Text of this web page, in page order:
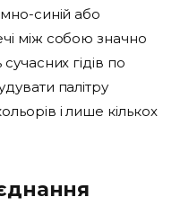
синій або
між собою значно
гідів по
палітру
і лише кількох